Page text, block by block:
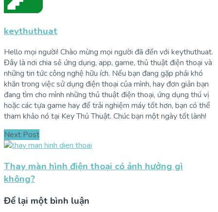
keythuthuat
Hello mọi người! Chào mừng mọi người đã đến với keythuthuat.
Đây là nơi chia sẻ ứng dụng, app, game, thủ thuật điện thoại và
những tin tức công nghệ hữu ích. Nếu bạn đang gặp phải khó
khăn trong việc sử dụng điện thoại của mình, hay đơn giản bạn
đang tìm cho mình những thủ thuật điện thoại, ứng dụng thú vị
hoặc các tựa game hay để trải nghiệm máy tốt hơn, bạn có thể
tham khảo nó tại Key Thủ Thuật. Chúc bạn một ngày tốt lành!
Next Post
Thay màn hình điện thoại có ảnh hưởng gì
không?
Để lại một bình luận